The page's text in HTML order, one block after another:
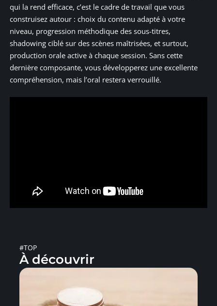
qui la rend efficace, c’est le cadre de travail que vous
construisez autour : choix du contenu adapté à votre
niveau, progression méthodique des sous-titres,
shadowing ciblé sur des scènes maîtrisées, et surtout,
production orale active à chaque session. Sans cette
dernière composante, vous développerez une excellente
compréhension, mais l’oral restera verrouillé.
#TOP
À découvrir